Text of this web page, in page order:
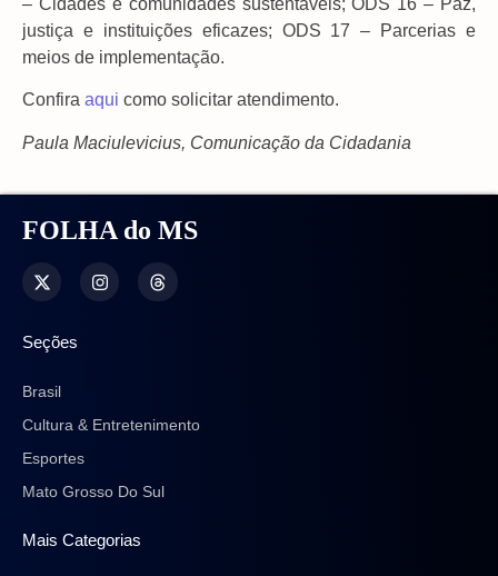
– Cidades e comunidades sustentáveis; ODS 16 – Paz,
justiça e instituições eficazes; ODS 17 – Parcerias e
meios de implementação.
Confira aqui como solicitar atendimento.
Paula Maciulevicius, Comunicação da Cidadania
FOLHA do MS
Seções
Brasil
Cultura & Entretenimento
Esportes
Mato Grosso Do Sul
Mais Categorias